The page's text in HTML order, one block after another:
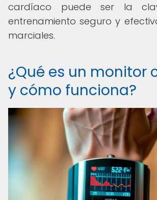
cardíaco puede ser la
entrenamiento seguro y
marciales.
¿Qué es un monitor
y cómo funciona?